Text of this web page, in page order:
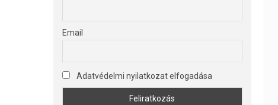
Email
Adatvédelmi nyilatkozat elfogadása